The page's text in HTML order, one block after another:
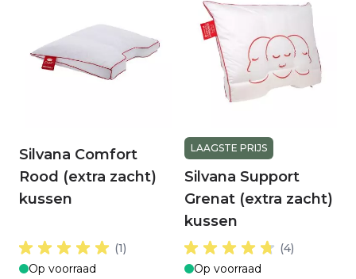
Silvana Comfort
Rood (extra zacht)
kussen
(1)
Op voorraad
LAAGSTE PRIJS
Silvana Support
Grenat (extra zacht)
kussen
(4)
Op voorraad